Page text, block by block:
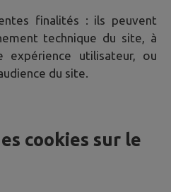
finalités : ils peuvent
technique du site, à
utilisateur, ou
du site.
cookies sur le